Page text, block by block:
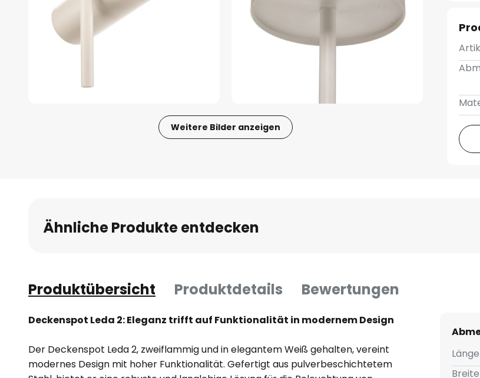
Weitere Bilder anzeigen
Ähnliche Produkte entdecken
Produktübersicht Produktdetails Bewertungen
Deckenspot Leda 2: Eleganz trifft auf Funktionalität in modernem Design
Der Deckenspot Leda 2, zweiflammig und in elegantem Weiß gehalten, vereint
modernes Design mit hoher Funktionalität. Gefertigt aus pulverbeschichtetem